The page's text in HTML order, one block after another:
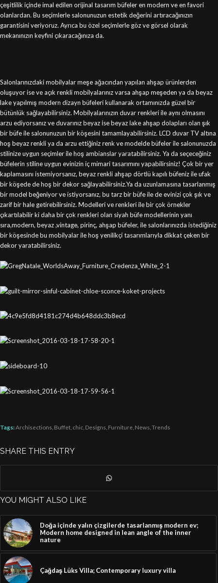
çeşitlilik içinde imal edilen orijinal tasarım büfeler en modern ve en favori
olanlardan. Bu seçimlerle salonunuzun estetik değerini artıracağınızın
garantisini veriyoruz. Ayrıca bu özel seçimlerle göz ve görsel olarak
mekanınızın keyfini çıkaracağınıza da.
Salonlarınızdaki mobilyalar meşe ağacından yapılan ahşap ürünlerden
oluşuyor ise ve açık renkli mobilyalarınız varsa ahşap meşeden ya da beyaz
lake yapılmış modern dizayn büfeleri kullanarak ortamınızda güzel bir
bütünlük sağlayabilirsiniz. Mobilyalarınızın duvar renkleri ile aynı olmasını
arzu ediyorsanız ve duvarınız beyaz ise beyaz lake ahşap dolapları olan şık
bir büfe ile salonunuzun bir köşesini tamamlayabilirsiniz. LCD duvar TV altına
hoş beyaz renkli ya da arzu ettiğiniz renk ve modelde büfeler ile salonunuzda
stilinize uygun seçimler ile hoş ambianslar yaratabilirsiniz. Ya da seçeceğiniz
büfelerin stiline uygun evinizin iç mimari tasarımını yapabilirsiniz! Çok bir yer
kaplamasını istemiyorsanız, beyaz renkli ahşap dörtlü kapılı büfeniz ile ufak
bir köşede de hoş bir dekor sağlayabilirsiniz.Ya da uzunlamasına tasarlanmış
bir model beğeniyor ve istiyorsanız, bu tarz bir büfe ile de evinizi çok şık ve
zarif bir hale getirebilirsiniz. Modelleri ve renkleri ile bir çok örnekler
çıkartılabilir ki daha bir çok renkleri olan siyah büfe modellerinin yanı
sıra,modern, beyaz ,vintage, pirinç, ahşap büfeler, ile salonlarınızda istediğiniz
bir köşesinde bu mobilyalar ile hoş yenilikçi tasarımlarıyla dikkat çeken bir
dekor yaratabilirsiniz.
Tags:Archisections Buffet chic Designs Furniture News Trends
SHARE THIS ENTRY
YOU MIGHT ALSO LIKE
Doğa içinde yalın çizgilerde tasarlanmış modern ev;
Modern home designed in lean angle of the inner
nature
Çağdaş Lüks Villa; Contemporary luxury villa